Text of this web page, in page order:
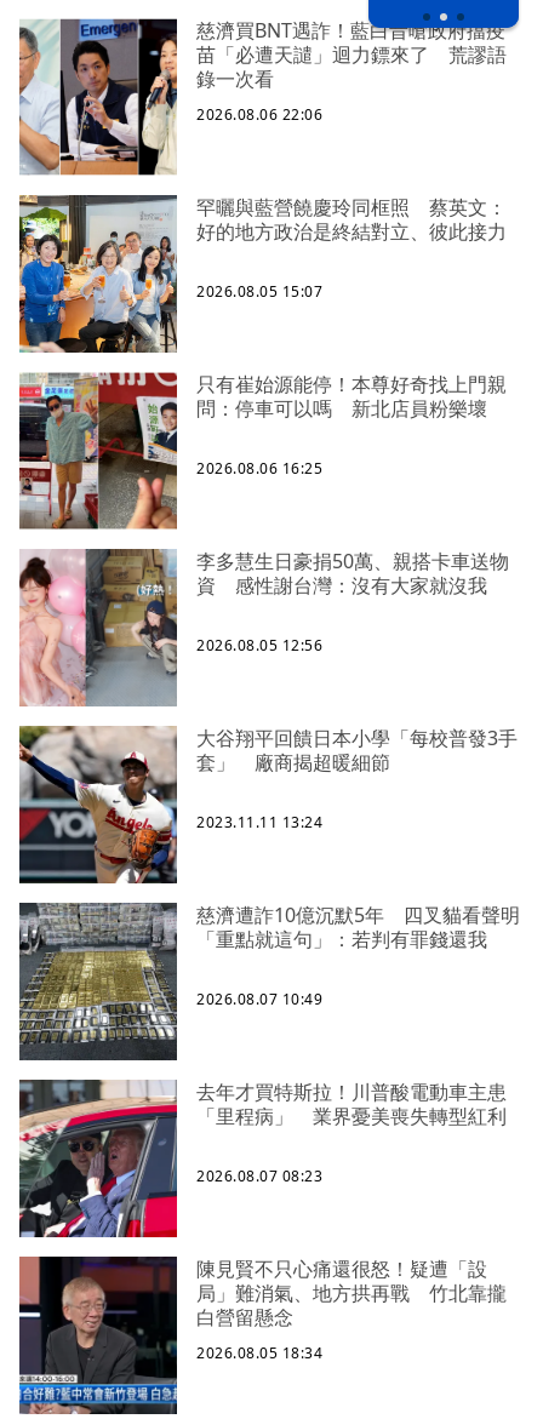
慈濟買BNT遇詐！藍白昔嗆政府擋疫
苗「必遭天譴」迴力鏢來了 荒謬語
錄一次看
2026.08.06 22:06
罕曬與藍營饒慶玲同框照 蔡英文：
好的地方政治是終結對立、彼此接力
2026.08.05 15:07
只有崔始源能停！本尊好奇找上門親
問：停車可以嗎 新北店員粉樂壞
2026.08.06 16:25
李多慧生日豪捐50萬、親搭卡車送物
資 感性謝台灣：沒有大家就沒我
2026.08.05 12:56
大谷翔平回饋日本小學「每校普發3手
套」 廠商揭超暖細節
2023.11.11 13:24
慈濟遭詐10億沉默5年 四叉貓看聲明
「重點就這句」：若判有罪錢還我
2026.08.07 10:49
去年才買特斯拉！川普酸電動車主患
「里程病」 業界憂美喪失轉型紅利
2026.08.07 08:23
陳見賢不只心痛還很怒！疑遭「設
局」難消氣、地方拱再戰 竹北靠攏
白營留懸念
2026.08.05 18:34